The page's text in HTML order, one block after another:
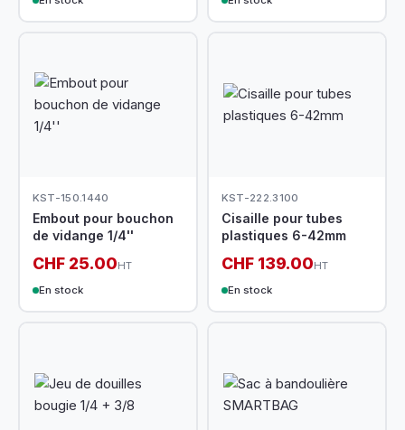
KST-150.1440
Embout pour bouchon
de vidange 1/4''
CHF 25.00HT
En stock
KST-222.3100
Cisaille pour tubes
plastiques 6-42mm
CHF 139.00HT
En stock